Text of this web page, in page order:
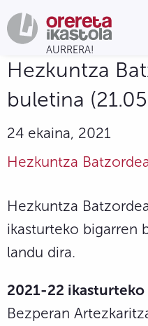
Hezkuntza
buletina
24 ekaina, 2021
Hezkuntza
Hezkuntza
ikasturteko bigarren
landu dira.
2021-22
Bezperan